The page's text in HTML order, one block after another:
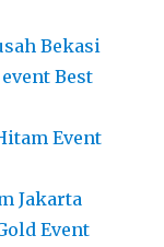
Bekasi
Best
Event
Jakarta
Event